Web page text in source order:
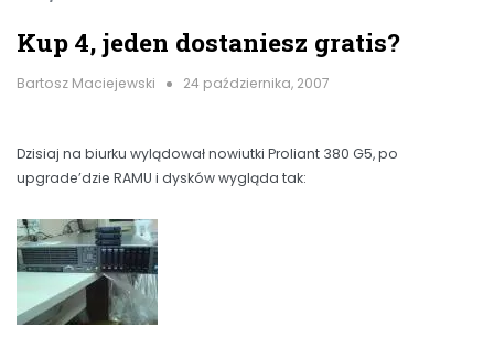
Kup 4, jeden dostaniesz gratis?
Bartosz Maciejewski 24 października, 2007
Dzisiaj na biurku wylądował nowiutki Proliant 380 G5, po
upgrade’dzie RAMU i dysków wygląda tak: